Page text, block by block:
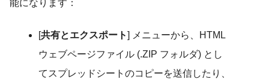
能になります：
[共有とエクスポート] メニューから、HTML
ウェブページファイル (.ZIP フォルダ) とし
てスプレッドシートのコピーを送信したり、